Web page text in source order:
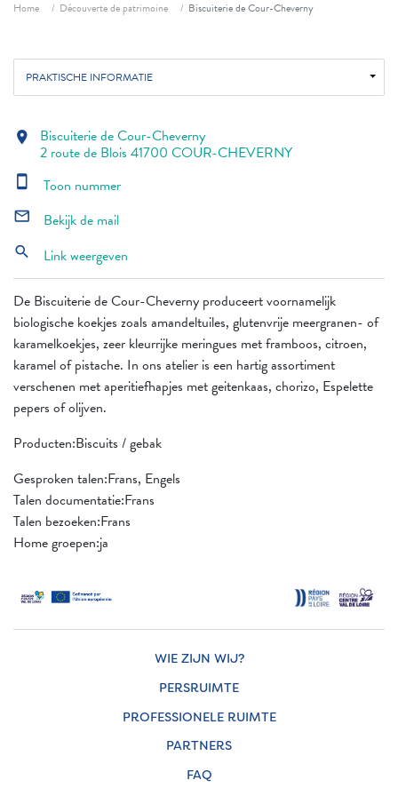
Home Découverte de patrimoine Biscuiterie de Cour-Cheverny
PRAKTISCHE INFORMATIE
De Biscuiterie de Cour-Cheverny produceert voornamelijk
biologische koekjes zoals amandeltuiles, glutenvrije meergranen- of
karamelkoekjes, zeer kleurrijke meringues met framboos, citroen,
karamel of pistache. In ons atelier is een hartig assortiment
verschenen met aperitiefhapjes met geitenkaas, chorizo, Espelette
pepers of olijven.
Producten:Biscuits / gebak
Gesproken talen:Frans, Engels
Talen documentatie:Frans
Talen bezoeken:Frans
Home groepen:ja
location_on Biscuiterie de Cour-Cheverny
2 route de Blois 41700 COUR-CHEVERNY
smartphone Toon nummer
mail_outline Bekijk de mail
search Link weergeven
WIE ZIJN WIJ?
PERSRUIMTE
PROFESSIONELE RUIMTE
PARTNERS
FAQ